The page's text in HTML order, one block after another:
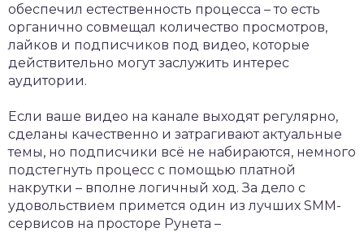
обеспечил естественность процесса – то есть
органично совмещал количество просмотров,
лайков и подписчиков под видео, которые
действительно могут заслужить интерес
аудитории.
Если ваше видео на канале выходят регулярно,
сделаны качественно и затрагивают актуальные
темы, но подписчики всё не набираются, немного
подстегнуть процесс с помощью платной
накрутки – вполне логичный ход. За дело с
удовольствием примется один из лучших SMM-
сервисов на просторе Рунета –